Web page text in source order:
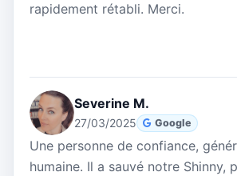
rapidement rétabli. Merci.
Severine M.
27/03/2025 Google
Une personne de confiance,
humaine. Il a sauvé notre Shinny,